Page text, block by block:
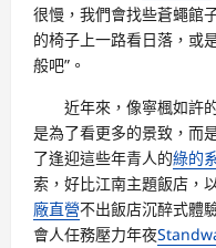
很慢，我們會找些蒼蠅館
的椅子上一路看日落，或
般吧”。
近年來，像寧楓如許
是為了看更多的景致，而
了逢迎這些年青人的綠的
索，好比江南主題飯店，
廠直營不出飯店沉醉式體
會人任務壓力年夜